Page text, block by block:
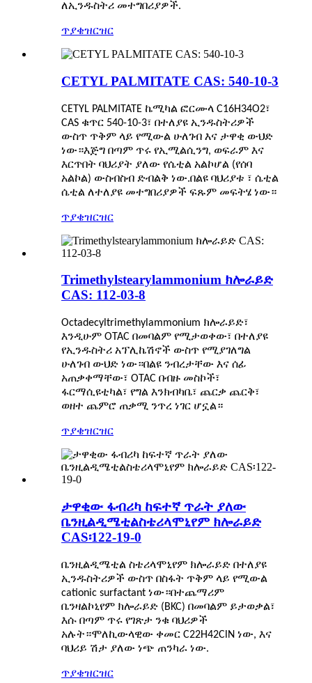
ለኢንዱስትሪ መተግበሪያዎች.
ጥያቄዝርዝር
CETYL PALMITATE CAS: 540-10-3
CETYL PALMITATE ኬሚካል ፎርሙላ C16H34O2፣
CAS ቁጥር 540-10-3፣ በተለያዩ ኢንዱስትሪዎች
ውስጥ ጥቅም ላይ የሚውል ሁለገብ እና ታዋቂ ውህድ
ነው።እጅግ በጣም ጥሩ የኢሚልሲንግ, ወፍራም እና
እርጥበት ባህሪያት ያለው የሴቲል አልኮሆል (የሰባ
አልኮል) ውስብስብ ድብልቅ ነው.በልዩ ባህሪያቱ ፣ ሴቲል
ሴቲል ለተለያዩ መተግበሪያዎች ፍጹም መፍትሄ ነው።
ጥያቄዝርዝር
Trimethylstearylammonium ክሎራይድ
CAS: 112-03-8
Octadecyltrimethylammonium ክሎራይድ፣
እንዲሁም OTAC በመባልም የሚታወቀው፣ በተለያዩ
የኢንዱስትሪ አፕሊኬሽኖች ውስጥ የሚያገለግል
ሁለገብ ውህድ ነው።በልዩ ንብረታቸው እና ሰፊ
አጠቃቀማቸው፣ OTAC በብዙ መስኮች፣
ፋርማሲዩቲካል፣ የግል እንክብካቤ፣ ጨርቃ ጨርቅ፣
ወዘተ ጨምሮ ጠቃሚ ንጥረ ነገር ሆኗል።
ጥያቄዝርዝር
ታዋቂው ፋብሪካ ከፍተኛ ጥራት ያለው
ቤንዚልዲሜቲልስቴሪላሞኒየም ክሎራይድ
CAS፡122-19-0
ቤንዚልዲሜቲል ስቴሪላሞኒየም ክሎራይድ በተለያዩ
ኢንዱስትሪዎች ውስጥ በስፋት ጥቅም ላይ የሚውል
cationic surfactant ነው።በተጨማሪም
ቤንዛልኮኒየም ክሎራይድ (BKC) በመባልም ይታወቃል፣
እሱ በጣም ጥሩ የገጽታ ንቁ ባህሪዎች
አሉት።ሞለኪውላዊው ቀመር C22H42ClN ነው, እና
ባህሪይ ሽታ ያለው ነጭ ጠንካራ ነው.
ጥያቄዝርዝር